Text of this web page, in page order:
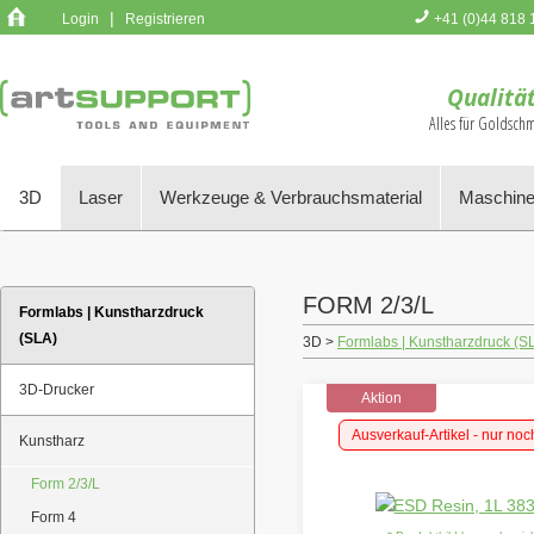
Login | Registrieren +41 (0)44 818
Alles für
3D Laser Werkzeuge & Verbrauchsmaterial
Formlabs | Kunstharzdruck
(SLA)
3D-Drucker
Kunstharz
Form 2/3/L
Form 4
FORM 2/3/L
3D > Formlabs | Kunstharzdruck
Ausverkauf-Artikel - nur
Aktion